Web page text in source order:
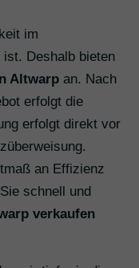
im
Deshalb bieten
Altwarp an. Nach
erfolgt die
erfolgt direkt vor
an Effizienz
schnell und
verkaufen